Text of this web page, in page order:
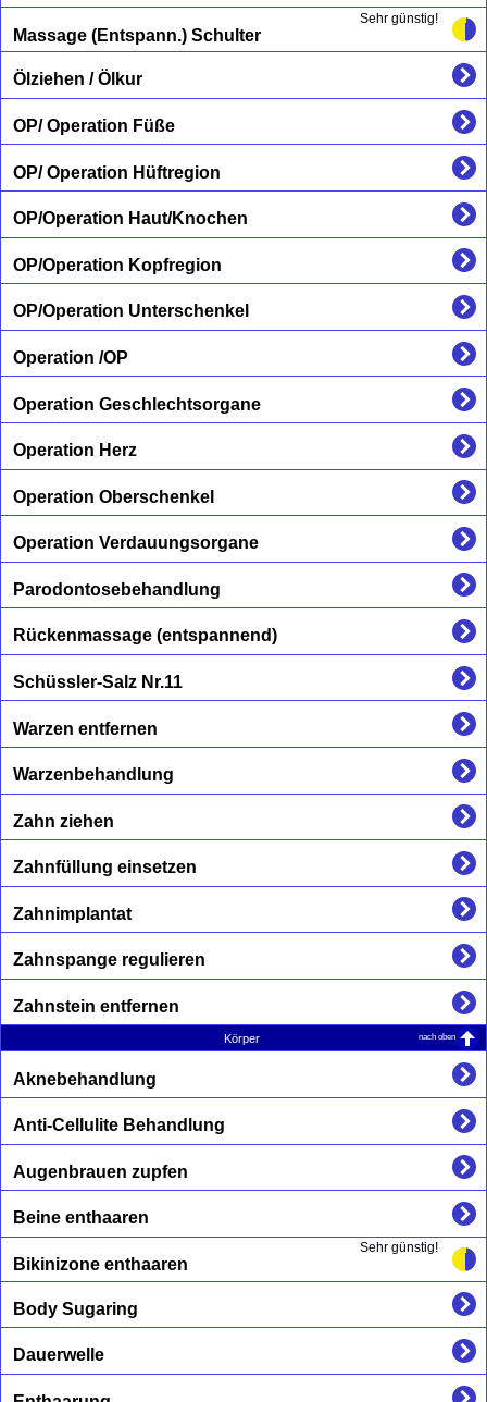
Sehr günstig!
Massage (Entspann.) Schulter
Ölziehen / Ölkur
OP/ Operation Füße
OP/ Operation Hüftregion
OP/Operation Haut/Knochen
OP/Operation Kopfregion
OP/Operation Unterschenkel
Operation /OP
Operation Geschlechtsorgane
Operation Herz
Operation Oberschenkel
Operation Verdauungsorgane
Parodontosebehandlung
Rückenmassage (entspannend)
Schüssler-Salz Nr.11
Warzen entfernen
Warzenbehandlung
Zahn ziehen
Zahnfüllung einsetzen
Zahnimplantat
Zahnspange regulieren
Zahnstein entfernen
Körper nach oben
Aknebehandlung
Anti-Cellulite Behandlung
Augenbrauen zupfen
Beine enthaaren
Sehr günstig!
Bikinizone enthaaren
Body Sugaring
Dauerwelle